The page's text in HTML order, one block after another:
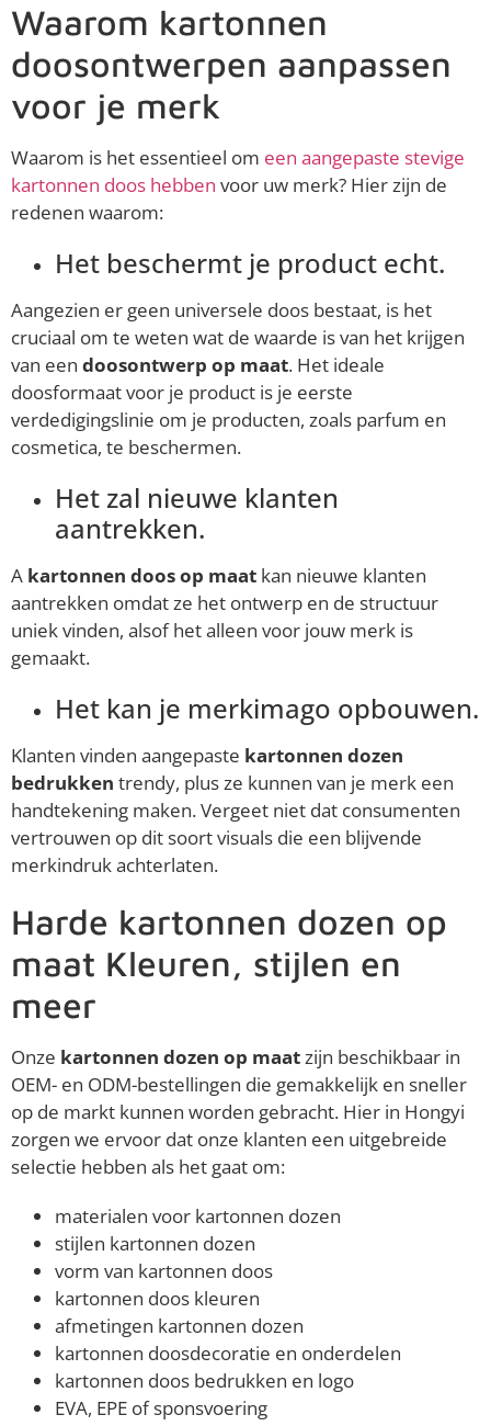
Waarom kartonnen
doosontwerpen aanpassen
voor je merk
Waarom is het essentieel om een aangepaste stevige
kartonnen doos hebben voor uw merk? Hier zijn de
redenen waarom:
Het beschermt je product echt.
Aangezien er geen universele doos bestaat, is het
cruciaal om te weten wat de waarde is van het krijgen
van een doosontwerp op maat. Het ideale
doosformaat voor je product is je eerste
verdedigingslinie om je producten, zoals parfum en
cosmetica, te beschermen.
Het zal nieuwe klanten
aantrekken.
A kartonnen doos op maat kan nieuwe klanten
aantrekken omdat ze het ontwerp en de structuur
uniek vinden, alsof het alleen voor jouw merk is
gemaakt.
Het kan je merkimago opbouwen.
Klanten vinden aangepaste kartonnen dozen
bedrukken trendy, plus ze kunnen van je merk een
handtekening maken. Vergeet niet dat consumenten
vertrouwen op dit soort visuals die een blijvende
merkindruk achterlaten.
Harde kartonnen dozen op
maat Kleuren, stijlen en
meer
Onze kartonnen dozen op maatzijn beschikbaar in
OEM- en ODM-bestellingen die gemakkelijk en sneller
op de markt kunnen worden gebracht. Hier in Hongyi
zorgen we ervoor dat onze klanten een uitgebreide
selectie hebben als het gaat om:
materialen voor kartonnen dozen
stijlen kartonnen dozen
vorm van kartonnen doos
kartonnen doos kleuren
afmetingen kartonnen dozen
kartonnen doosdecoratie en onderdelen
kartonnen doos bedrukken en logo
EVA, EPE of sponsvoering